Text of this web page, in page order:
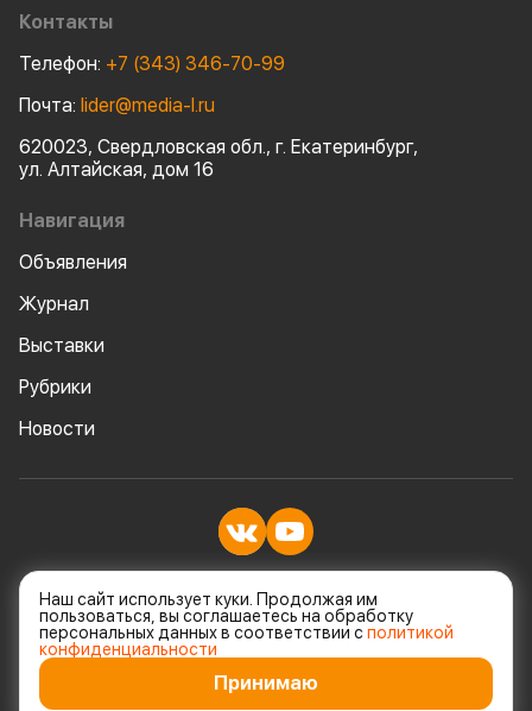
Навигация
Объявления
Журнал
Выставки
Рубрики
Новости
Контакты
Телефон: +7 (343) 346-70-99
Почта: lider@media-l.ru
620023, Свердловская обл., г. Екатеринбург,
ул. Алтайская, дом 16
© Все права защищены
Политика конфеденциальности
Разработка и дизайн
Наш сайт использует куки. Продолжая им
пользоваться, вы соглашаетесь на обработку
персональных данных в соответствии с политикой
конфиденциальности
Принимаю